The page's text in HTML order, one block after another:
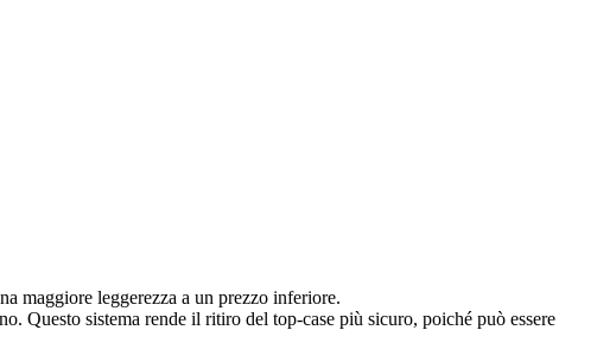
maggiore leggerezza a un prezzo inferiore.
Questo sistema rende il ritiro del top-case più sicuro, poiché può essere